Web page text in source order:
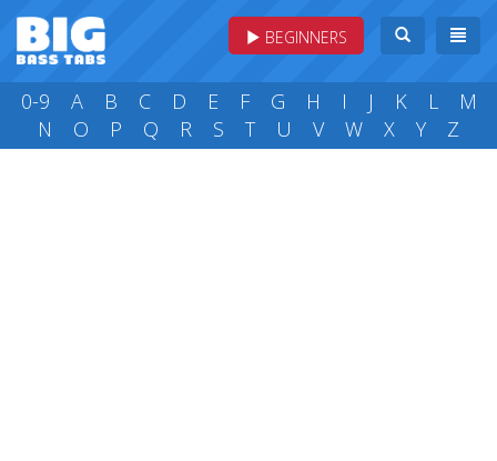
BEGINNERS
0-9 A B C D E F G H I J K L
M
N
O P Q R S T U V W X Y Z